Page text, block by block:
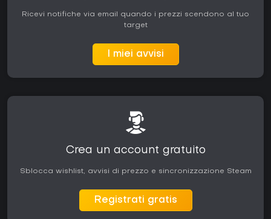
Ricevi notifiche via email quando i prezzi scendono al tuo
target
I miei avvisi
Crea un account gratuito
Sblocca wishlist, avvisi di prezzo e sincronizzazione Steam
Registrati gratis